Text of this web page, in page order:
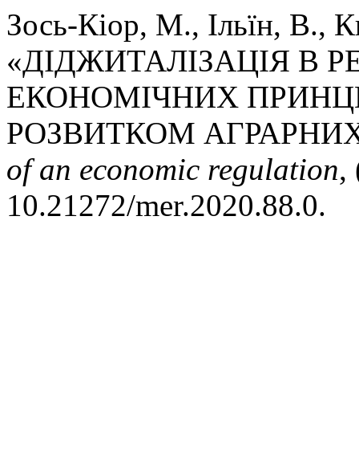
Зось-Кіор, М., Ільїн, В.,
«ДІДЖИТАЛІЗАЦІЯ В
ЕКОНОМІЧНИХ
РОЗВИТКОМ
of an economic regulation,
10.21272/mer.2020.88.0.